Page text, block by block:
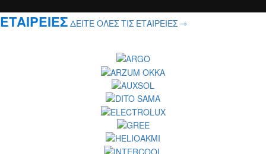
ΕΤΑΙΡΕΙΕΣ ΔΕΙΤΕ ΟΛΕΣ ΤΙΣ ΕΤΑΙΡΕΙΕΣ ⇾